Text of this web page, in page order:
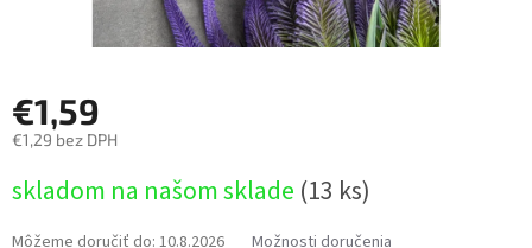
€1,59
€1,29 bez DPH
cena:
skladom na našom sklade (13 ks)
Môžeme doručiť do: 10.8.2026 Možnosti doručenia